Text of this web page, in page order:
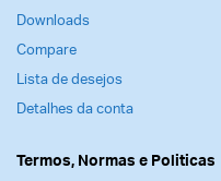
Downloads
Compare
Lista de desejos
Detalhes da conta
Termos, Normas e Politicas